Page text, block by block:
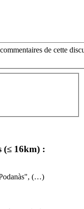
de cette
(≤ 16km) :
(…)